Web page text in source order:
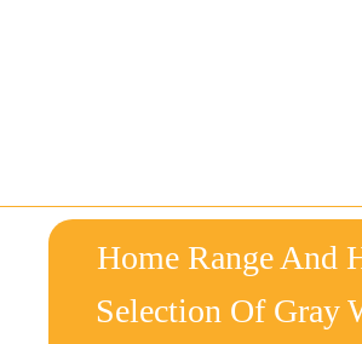
Home Range And
Selection Of Gray